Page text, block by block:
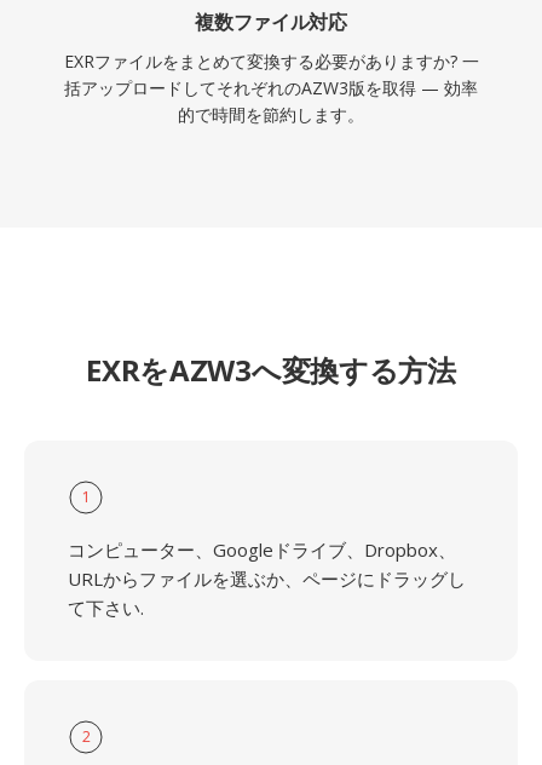
複数ファイル対応
EXRファイルをまとめて変換する必要がありますか? 一
括アップロードしてそれぞれのAZW3版を取得 — 効率
的で時間を節約します。
EXRをAZW3へ変換する方法
1
コンピューター、Googleドライブ、Dropbox、
URLからファイルを選ぶか、ページにドラッグし
て下さい.
2